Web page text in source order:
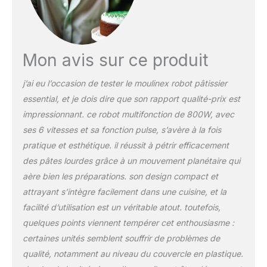
PARFAITES : mélange de
pâtes à tarte, à gâteau et
à biscuit (jusqu'à 1.8kg
15 ANS AU JUSTE PRIX :
engagement de
réparabilité 15 ans au
juste prix grâce à notre
réparateurs dans le
monde, pour contribuer à
la protection de
l’environnement et à la
réduction des déchets
PÉTRISSAGE PARFAIT : un
crochet pétrisseur en
métal solide vous
permet de préparer des
pâtes plus épaisses
Mon avis sur ce produit
j’ai eu l’occasion de tester le moulinex robot pâtissier
essential, et je dois dire que son rapport qualité-prix est
impressionnant. ce robot multifonction de 800W, avec
ses 6 vitesses et sa fonction pulse, s’avère à la fois
pratique et esthétique. il réussit à pétrir efficacement
des pâtes lourdes grâce à un mouvement planétaire qui
aère bien les préparations. son design compact et
attrayant s’intègre facilement dans une cuisine, et la
facilité d’utilisation est un véritable atout. toutefois,
quelques points viennent tempérer cet enthousiasme :
certaines unités semblent souffrir de problèmes de
qualité, notamment au niveau du couvercle en plastique.